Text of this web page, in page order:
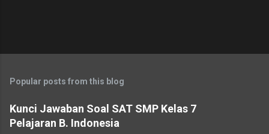
Popular posts from this blog
Kunci Jawaban Soal SAT SMP Kelas 7
Pelajaran B. Indonesia